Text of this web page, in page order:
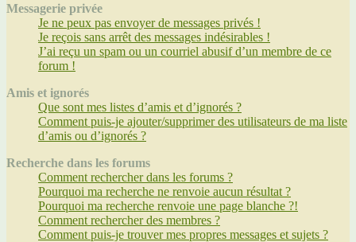
Messagerie privée
Je ne peux pas envoyer de messages privés !
Je reçois sans arrêt des messages indésirables !
J’ai reçu un spam ou un courriel abusif d’un membre de ce
forum !
Amis et ignorés
Que sont mes listes d’amis et d’ignorés ?
Comment puis-je ajouter/supprimer des utilisateurs de ma liste
d’amis ou d’ignorés ?
Recherche dans les forums
Comment rechercher dans les forums ?
Pourquoi ma recherche ne renvoie aucun résultat ?
Pourquoi ma recherche renvoie une page blanche ?!
Comment rechercher des membres ?
Comment puis-je trouver mes propres messages et sujets ?